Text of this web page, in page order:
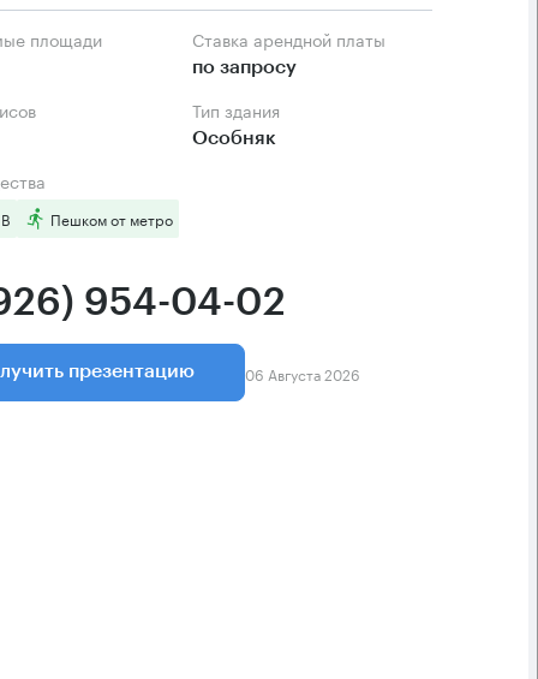
площади Ставка арендной платы
по запросу
Тип здания
Особняк
Пешком от метро
954-04-02
презентацию 06 Августа 2026